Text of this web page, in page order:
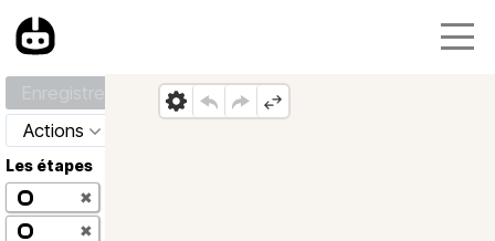
Actions
Les étapes
✖
✖